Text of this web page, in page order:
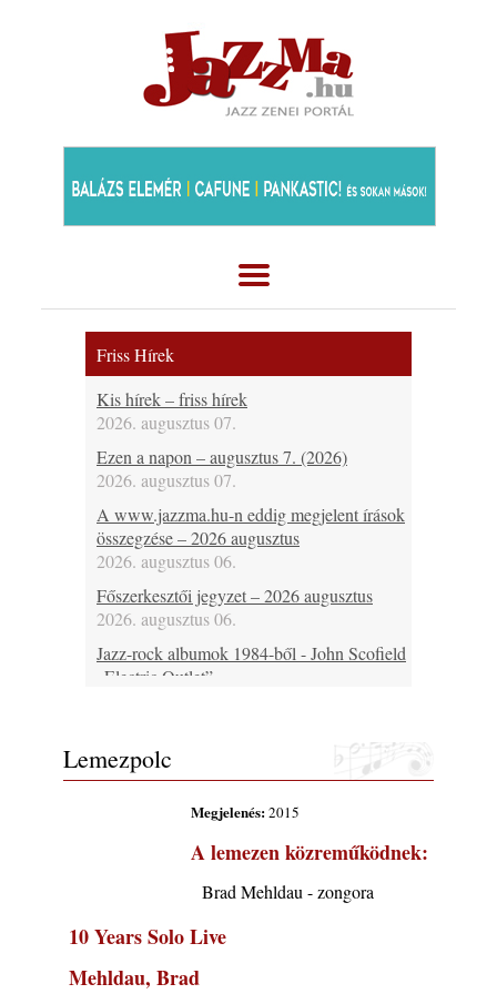
Friss Hírek
Kis hírek – friss hírek
2026. augusztus 07.
Ezen a napon – augusztus 7. (2026)
2026. augusztus 07.
A www.jazzma.hu-n eddig megjelent írások
összegzése – 2026 augusztus
2026. augusztus 06.
Főszerkesztői jegyzet – 2026 augusztus
2026. augusztus 06.
Jazz-rock albumok 1984-ből - John Scofield
„Electric Outlet”
Kecskemét, 2026. augusztus 6-9.: 4 nap, 4
színpad, 10 ország zenészei, 40 óra zene és
2026. augusztus 05.
Magyar Jazz ABC – 541. rész: Juhász
Jazz-rock albumok 1983-ból - John Scofield
„Out like a Light”
2026. augusztus 05.
Lemezpolc
Megjelenés:2015
A lemezen közreműködnek:
Brad Mehldau - zongora
10 Years Solo Live
Mehldau, Brad